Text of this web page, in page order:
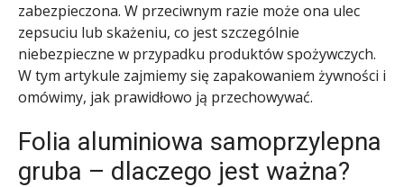
zabezpieczona. W przeciwnym razie może ona ulec
zepsuciu lub skażeniu, co jest szczególnie
niebezpieczne w przypadku produktów spożywczych.
W tym artykule zajmiemy się zapakowaniem żywności i
omówimy, jak prawidłowo ją przechowywać.
Folia aluminiowa samoprzylepna
gruba – dlaczego jest ważna?